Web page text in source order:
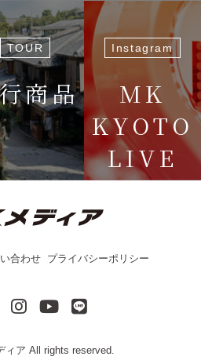
TOUR
商品
Instagram
MK
KYOTO
LIVE
合わせ プライバシーポリシー
ィア All rights reserved.